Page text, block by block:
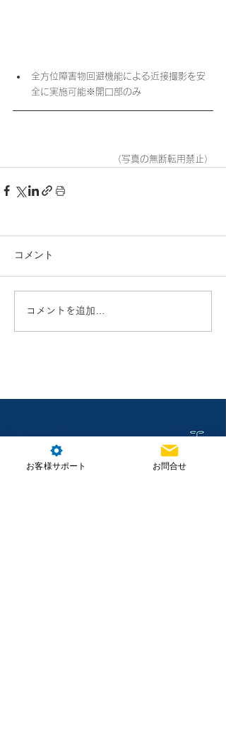
全方位障害物回避機能による近接撮影を安
全に実施​可能※開口部のみ
（写真の無断転用禁止）
コメント
コメントを追加…
お客様サポート お問合せ